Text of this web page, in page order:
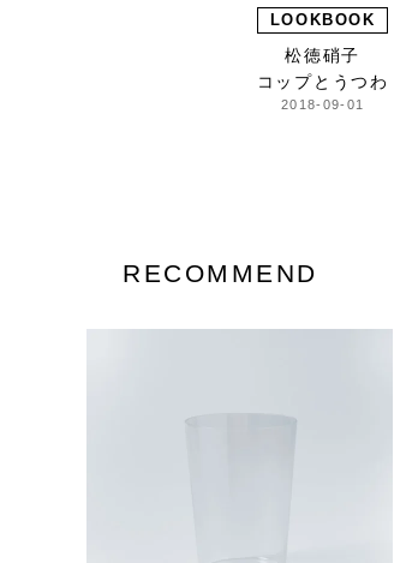
LOOKBOOK
松徳硝子
コップとうつわ
2018-09-01
RECOMMEND